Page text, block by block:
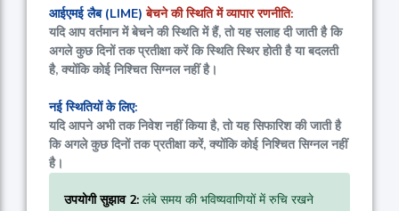
आईएमई लैब (LIME) बेचने की स्थिति में व्यापार रणनीति:
यदि आप वर्तमान में बेचने की स्थिति में हैं, तो यह सलाह दी जाती है कि
अगले कुछ दिनों तक प्रतीक्षा करें कि स्थिति स्थिर होती है या बदलती
है, क्योंकि कोई निश्चित सिग्नल नहीं है।
नई स्थितियों के लिए:
यदि आपने अभी तक निवेश नहीं किया है, तो यह सिफारिश की जाती है
कि अगले कुछ दिनों तक प्रतीक्षा करें, क्योंकि कोई निश्चित सिग्नल नहीं
है।
उपयोगी सुझाव 2: लंबे समय की भविष्यवाणियों में रुचि रखने